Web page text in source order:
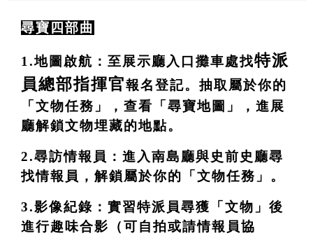
尋寶四部曲
1.地圖啟航：至展示廳入口攤車處找特派
員總部指揮官報名登記。抽取屬於你的
「文物任務」，查看「尋寶地圖」，進展
廳解鎖文物埋藏的地點。
2.尋訪情報員：進入南島廳與史前史廳尋
找情報員，解鎖屬於你的「文物任務」。
3.影像紀錄：實習特派員尋獲「文物」後
進行趣味合影（可自拍或請情報員協